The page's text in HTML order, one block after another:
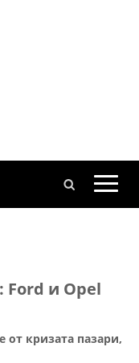
и Opel
от кризата пазари,